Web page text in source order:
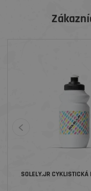
SOLELY.JR